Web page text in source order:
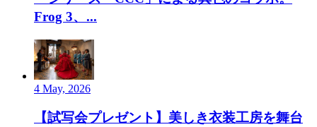
Frog 3、...
4 May, 2026
【試写会プレゼント】美しき衣装工房を舞台